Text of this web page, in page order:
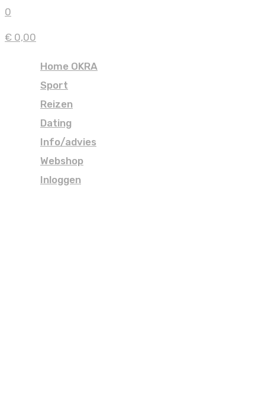
0
€ 0,00
Home OKRA
Sport
Reizen
Dating
Info/advies
Webshop
Inloggen